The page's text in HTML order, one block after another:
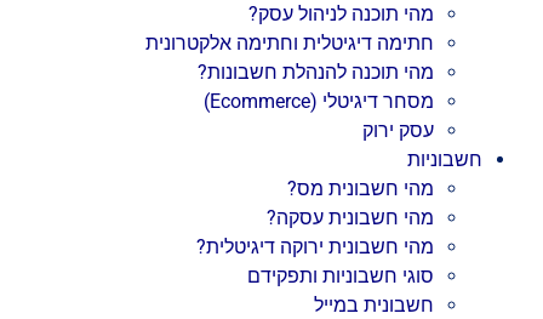
מהי תוכנה לניהול עסק?
חתימה דיגיטלית וחתימה אלקטרונית
מהי תוכנה להנהלת חשבונות?
מסחר דיגיטלי (Ecommerce)
עסק ירוק
חשבוניות
מהי חשבונית מס?
מהי חשבונית עסקה?
מהי חשבונית ירוקה דיגיטלית?
סוגי חשבוניות ותפקידם
חשבונית במייל